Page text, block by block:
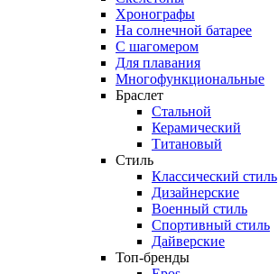
Хронографы
На солнечной батарее
С шагомером
Для плавания
Многофункциональные
Браслет
Стальной
Керамический
Титановый
Стиль
Классический стиль
Дизайнерские
Военный стиль
Спортивный стиль
Дайверские
Топ-бренды